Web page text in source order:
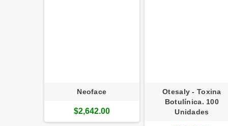
Neoface
$2,642.00
Otesaly - Toxina
Botulínica. 100
Unidades